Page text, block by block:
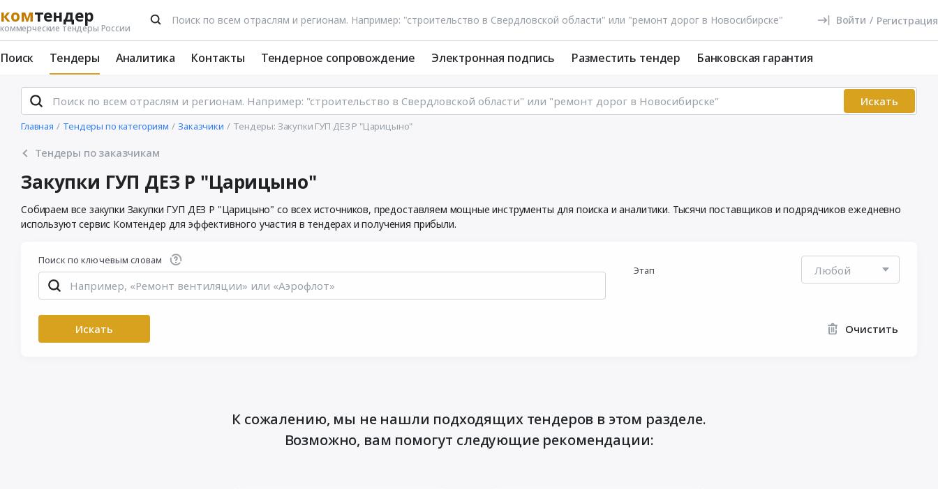
комтендер
коммерческие тендеры России
Войти / Регистрация
Поиск Тендеры Аналитика Контакты Тендерное сопровождение Электронная подпись Разместить тендер Банковская гарантия
Искать
Главная Тендеры по категориям Заказчики Тендеры: Закупки ГУП ДЕЗ Р "Царицыно"
Тендеры по заказчикам
Закупки ГУП ДЕЗ Р "Царицыно"
Собираем все закупки Закупки ГУП ДЕЗ Р "Царицыно" со всех источников, предоставляем мощные инструменты для поиска и аналитики. Тысячи поставщиков и подрядчиков ежедневно
используют сервис Комтендер для эффективного участия в тендерах и получения прибыли.
Поиск по ключевым словам
Этап
Искать Очистить
К сожалению, мы не нашли подходящих тендеров в этом разделе.
Возможно, вам помогут следующие рекомендации: